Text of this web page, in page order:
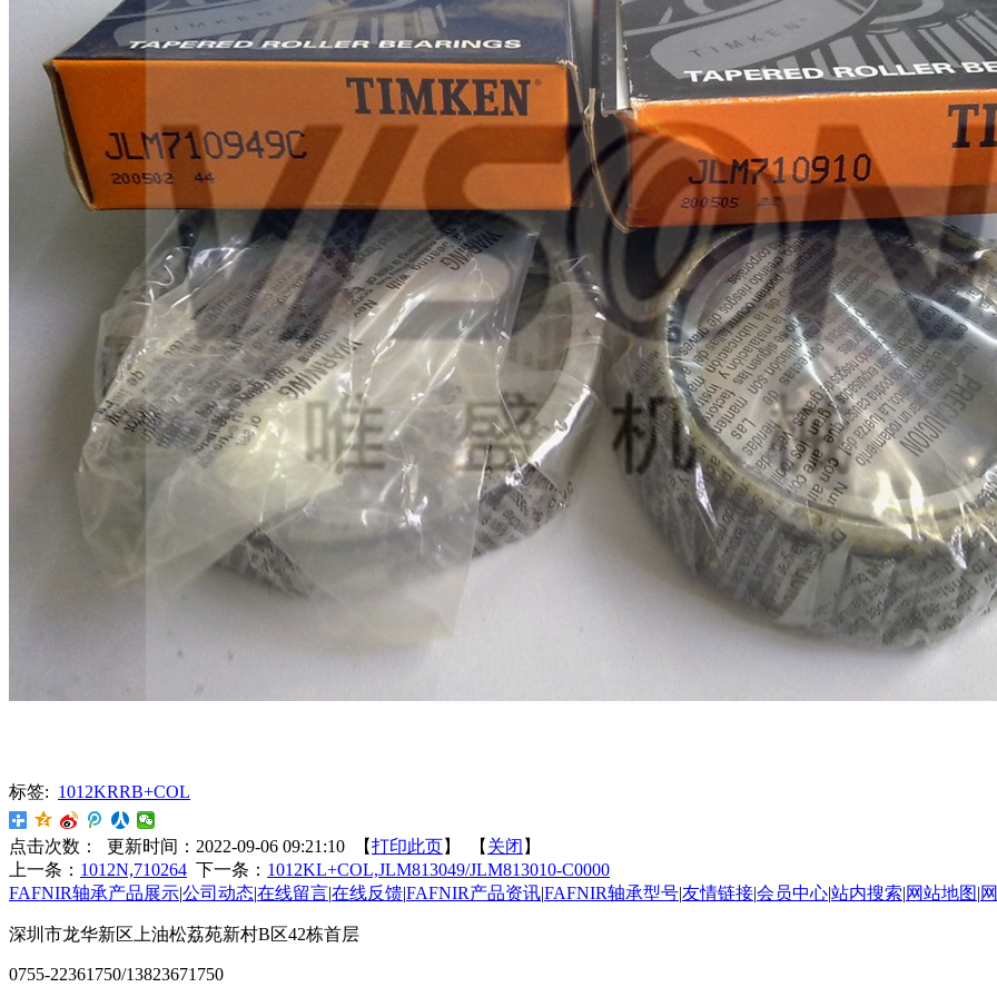
标签: 1012KRRB+COL
点击次数： 更新时间：2022-09-06 09:21:10 【打印此页 】 【 关闭 】
上一条： 1012N,710264 下一条： 1012KL+COL,JLM813049/JLM813010-C0000
FAFNIR轴承产品展示公司动态在线留言在线反馈FAFNIR产品资讯FAFNIR轴承型号友情链接会员中心站内搜索 网站地图
深圳市龙华新区上油松荔苑新村B区42栋首层
0755-22361750/13823671750